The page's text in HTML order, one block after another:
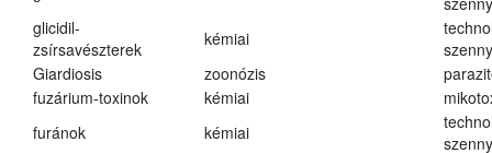
glicidil-
zsírsavészterek
kémiai
Giardiosis
zoonózis
fuzárium-toxinok
kémiai
furánok
kémiai